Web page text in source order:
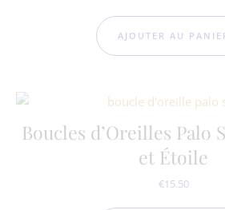
AJOUTER AU
Boucles d’Oreilles Palo
et Étoile
€15.50